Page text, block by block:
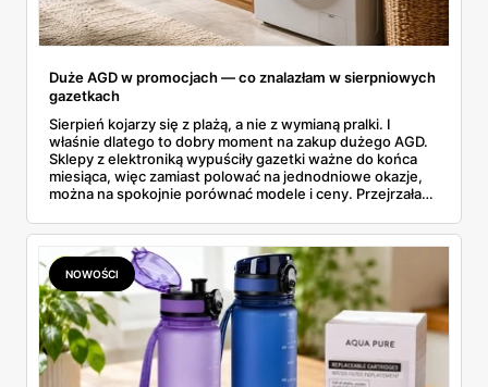
Duże AGD w promocjach — co znalazłam w sierpniowych
gazetkach
Sierpień kojarzy się z plażą, a nie z wymianą pralki. I
właśnie dlatego to dobry moment na zakup dużego AGD.
Sklepy z elektroniką wypuściły gazetki ważne do końca
miesiąca, więc zamiast polować na jednodniowe okazje,
można na spokojnie porównać modele i ceny. Przejrzałam
znalazłam, z cenami i terminami.
NOWOŚCI